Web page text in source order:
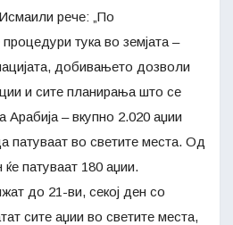
рече: „По
тука во земјата –
добивањето дозволи
и сите планирања што се
Арабија – вкупно 2.020 аџии
патуваат во светите места. Од
патуваат 180 аџии.
до 21-ви, секој ден со
сите аџии во светите места,